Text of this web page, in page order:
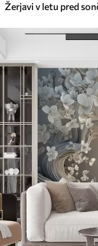
Žerjavi v letu pred